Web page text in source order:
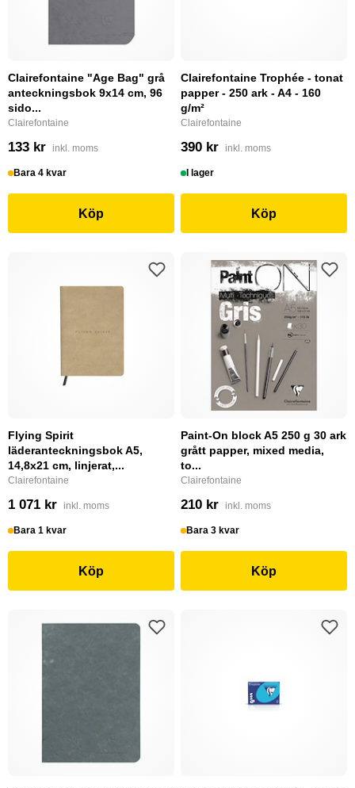
Clairefontaine "Age Bag" grå
anteckningsbok 9x14 cm, 96
sido...
Clairefontaine
133 kr inkl. moms
Bara 4 kvar
Köp
Clairefontaine Trophée - tonat
papper - 250 ark - A4 - 160
g/m²
Clairefontaine
390 kr inkl. moms
I lager
Köp
Flying Spirit
läderanteckningsbok A5,
14,8x21 cm, linjerat,...
Clairefontaine
1 071 kr inkl. moms
Bara 1 kvar
Köp
Paint-On block A5 250 g 30 ark
grått papper, mixed media,
to...
Clairefontaine
210 kr inkl. moms
Bara 3 kvar
Köp